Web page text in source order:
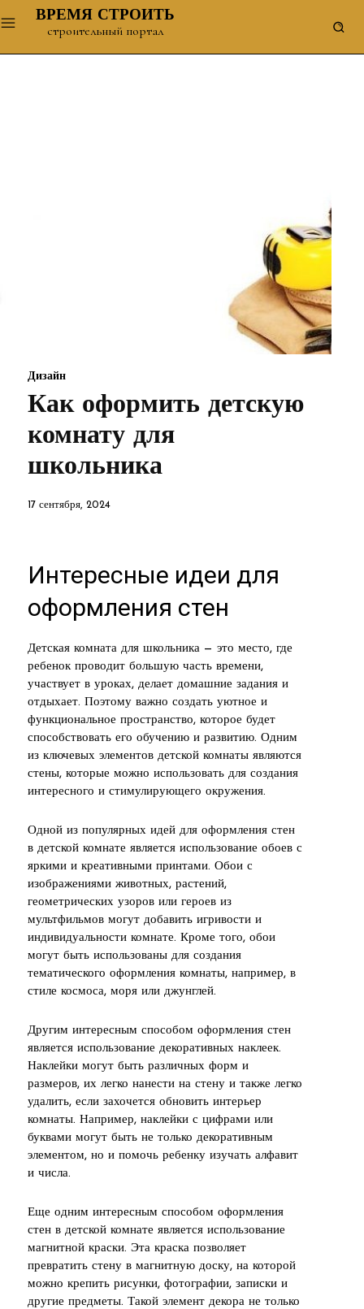
ВРЕМЯ СТРОИТЬ
строительный портал
Дизайн
Как оформить детскую
комнату для
школьника
17 сентября, 2024
Интересные идеи для
оформления стен
Детская комната для школьника — это место, где
ребенок проводит большую часть времени,
участвует в уроках, делает домашние задания и
отдыхает. Поэтому важно создать уютное и
функциональное пространство, которое будет
способствовать его обучению и развитию. Одним
из ключевых элементов детской комнаты являются
стены, которые можно использовать для создания
интересного и стимулирующего окружения.
Одной из популярных идей для оформления стен
в детской комнате является использование обоев с
яркими и креативными принтами. Обои с
изображениями животных, растений,
геометрических узоров или героев из
мультфильмов могут добавить игривости и
индивидуальности комнате. Кроме того, обои
могут быть использованы для создания
тематического оформления комнаты, например, в
стиле космоса, моря или джунглей.
Другим интересным способом оформления стен
является использование декоративных наклеек.
Наклейки могут быть различных форм и
размеров, их легко нанести на стену и также легко
удалить, если захочется обновить интерьер
комнаты. Например, наклейки с цифрами или
буквами могут быть не только декоративным
элементом, но и помочь ребенку изучать алфавит
и числа.
Еще одним интересным способом оформления
стен в детской комнате является использование
магнитной краски. Эта краска позволяет
превратить стену в магнитную доску, на которой
можно крепить рисунки, фотографии, записки и
другие предметы. Такой элемент декора не только